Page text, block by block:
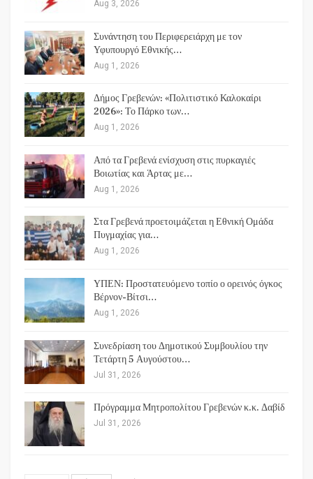
Aug 3, 2026
Συνάντηση του Περιφερειάρχη με τον
Υφυπουργό Εθνικής…
Aug 1, 2026
Δήμος Γρεβενών: «Πολιτιστικό Καλοκαίρι
2026»: Το Πάρκο των…
Aug 1, 2026
Από τα Γρεβενά ενίσχυση στις πυρκαγιές
Βοιωτίας και Άρτας με…
Aug 1, 2026
Στα Γρεβενά προετοιμάζεται η Εθνική Ομάδα
Πυγμαχίας για…
Aug 1, 2026
ΥΠΕΝ: Προστατευόμενο τοπίο ο ορεινός όγκος
Βέρνον-Βίτσι…
Aug 1, 2026
Συνεδρίαση του Δημοτικού Συμβουλίου την
Τετάρτη 5 Αυγούστου…
Jul 31, 2026
Πρόγραμμα Μητροπολίτου Γρεβενών κ.κ. Δαβίδ
Jul 31, 2026